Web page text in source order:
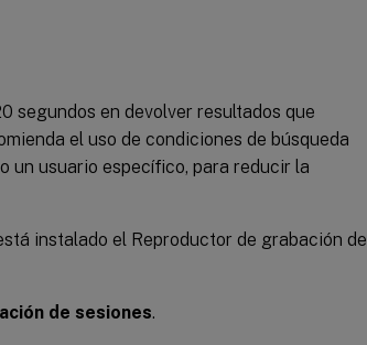
segundos en devolver resultados que
el uso de condiciones de búsqueda
un usuario específico, para reducir la
instalado el Reproductor de grabación de
de sesiones.